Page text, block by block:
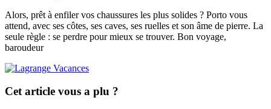
Alors, prêt à enfiler vos chaussures les plus solides ? Porto vous
attend, avec ses côtes, ses caves, ses ruelles et son âme de pierre. La
seule règle : se perdre pour mieux se trouver. Bon voyage,
baroudeur
Cet article vous a plu ?